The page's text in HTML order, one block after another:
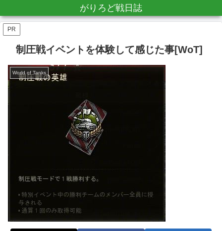
がりろど戦日誌
PR
制圧戦イベントを体験して感じた事[WoT]
World of Tanks